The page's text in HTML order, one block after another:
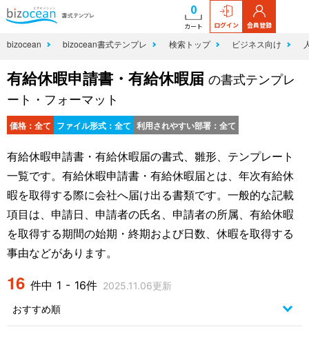
0
カート ログイン 会員登録
bizocean bizocean書式テンプレ 検索トップ ビジネス向け
有給休暇申請書・有給休暇届 の書式テンプレ
ート・フォーマット
価格：全て ファイル形式：全て 利用されやすい部署：全て
有給休暇申請書・有給休暇届の書式、雛形、テンプレート
一覧です。有給休暇申請書・有給休暇届とは、年次有給休
暇を取得する際に会社へ届け出る書類です。一般的な記載
項目は、申請日、申請者の氏名、申請者の所属、有給休暇
を取得する期間の始期・終期および日数、休暇を取得する
事由などがあります。
16 件中 1 - 16件 2025.11.06更新